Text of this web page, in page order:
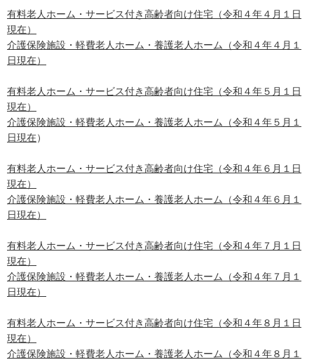
有料老人ホーム・サービス付き高齢者向け住宅（令和４年４月１日
現在）
介護保険施設・軽費老人ホーム・養護老人ホーム（令和４年４月１
日現在）
有料老人ホーム・サービス付き高齢者向け住宅（令和４年５月１日
現在）
介護保険施設・軽費老人ホーム・養護老人ホーム（令和４年５月１
日現在）
有料老人ホーム・サービス付き高齢者向け住宅（令和４年６月１日
現在）
介護保険施設・軽費老人ホーム・養護老人ホーム（令和４年６月１
日現在）
有料老人ホーム・サービス付き高齢者向け住宅（令和４年７月１日
現在）
介護保険施設・軽費老人ホーム・養護老人ホーム（令和４年７月１
日現在）
有料老人ホーム・サービス付き高齢者向け住宅（令和４年８月１日
現在）
介護保険施設・軽費老人ホーム・養護老人ホーム（令和４年８月１